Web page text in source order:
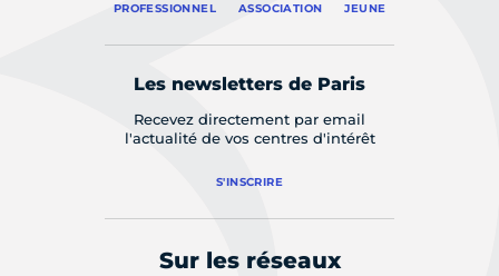
PROFESSIONNEL ASSOCIATION JEUNE
Les newsletters de Paris
Recevez directement par email
l'actualité de vos centres d'intérêt
S'INSCRIRE
Sur les réseaux